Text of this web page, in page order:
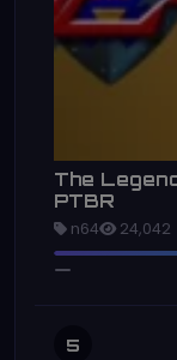
The
PTBR
n64 24,042
5